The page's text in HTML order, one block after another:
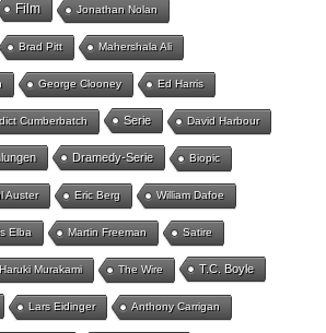
Film Jonathan Nolan
Brad Pitt Mahershala Ali
George Clooney Ed Harris
Cumberbatch Serie David Harbour
Dramedy-Serie Biopic
Auster Eric Berg William Dafoe
Elba Martin Freeman Satire
Haruki Murakami The Wire T.C. Boyle
Lars Eidinger Anthony Carrigan